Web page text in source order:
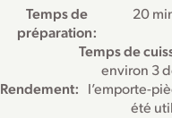
Temps de
préparation:
20
Temps de
Rendement:
environ 3
l’emporte-
été